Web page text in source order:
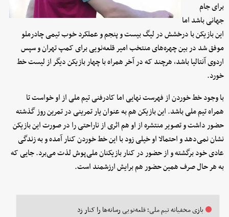
برای جام
جهانی باشد اما
این بازیکن با درخشش در لیگ بیست و پنجم و عملکرد خوب تیمی چادرملو
موفق شد در بین چهره‌های منتخب امیر قلعه‌نویی برای کمپ تهران و سپس
اردوی آنتالیا باشد، هرچند که در آخر همراه با چهار بازیکن دیگر از لیست خط
خورد.
با وجود خط خوردن از فهرست نهایی اما کادرفنی تیم ملی از او خواست تا
همراه تیم ملی باشد. این بازیکن هم به عنوان یار تمرینی در تمرین روز گذشته
حضور داشت و تصویر منتشره از او هم اثری از ناراحتی را در صورت این بازیکن
نشان نمی‌دهد و احتمالا او خیلی زود با این خط خوردن کنار آمده و به زندگی
عادی خود برگشته و از حضور در کنار بازیکنان ملی‌پوش لذت می‌برد. جایی که
به هر حال صرف همین حضور هم برایش ارزشمند است.
بازی مخفیانه تیم ملی؛ قلعه‌نویی رسانه‌ها را کنار زد